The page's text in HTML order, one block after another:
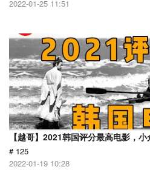
2022-01-25 11:51
【越哥】2021韩国评分最高电影，
# 125
2022-01-19 10:28